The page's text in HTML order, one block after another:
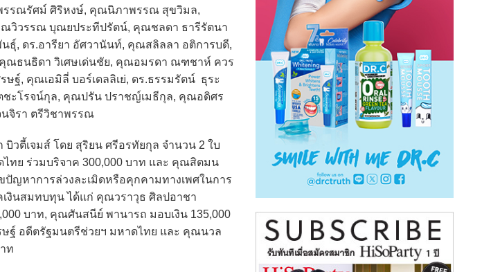
รณรัศม์ ศิริหงษ์, คุณนิภาพรรณ สุขวิมล,
วิวรรณ บุณยประทีปรัตน์, คุณชลดา ธารีรัตนา
, ดร.อารียา อัศวานันท์, คุณสลิลลา อติการบดี,
ธนธิดา วิเศษเด่นชัย, คุณอมรดา ณฑชาห์ ควร
, คุณเอมิลี่ บอร์เดลลิเย่, ดร.ธรรมรัตน์ ธุระ
โรจน์กุล, คุณปรัน ปราชญ์เมธีกุล, คุณอดิศร
จิรา ตรีวิชาพรรณ
ตี้เจมส์ โดย สุริยน ศรีอรทัยกุล จำนวน 2 ใบ
ทย ร่วมบริจาค 300,000 บาท และ คุณสิตมน
ปัญหาการล่วงละเมิดหรือคุกคามทางเพศในการ
งินสมทบทุน ได้แก่ คุณวราวุธ ศิลปอาชา
บาท, คุณศันสนีย์ พานารถ มอบเงิน 135,000
ฐ์ อดีตรัฐมนตรีช่วยฯ มหาดไทย และ คุณนวล
ท